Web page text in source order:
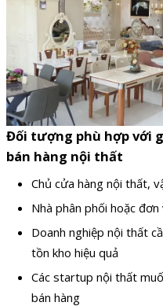
Đối tượng phù hợp với
bán hàng nội thất
Chủ cửa hàng nội thất,
Nhà phân phối hoặc
Doanh nghiệp nội thất
tồn kho hiệu quả
Các startup nội thất
bán hàng